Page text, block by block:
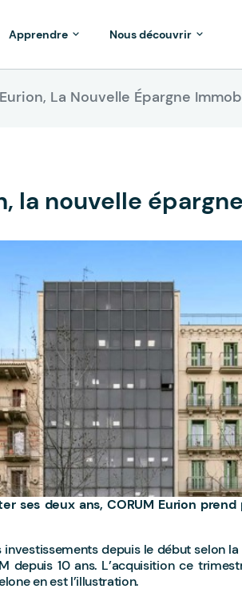
La Nouvelle Épargne
Apprendre Nous découvrir
la nouvelle
ses deux ans, CORUM Eurion
investissements depuis le début selon
depuis 10 ans. L’acquisition ce
en est l’illustration.